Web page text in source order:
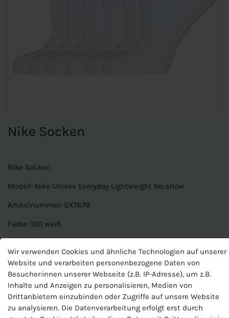
Nike Socken
Nike Socken
Modell: Nike Unisex Everyday Lightweight No-show
Artikelnummer: SX7679
Farbe: 100 weiß
Merkmale: Nike Basic Socken, Hochwertige, weiche
Baumwolle für Strapazierfähigkeit, Polsterung an Ferse und
Zehen gewährleistet Aufprallschutz
Wir verwenden Cookies und ähnliche Technologien auf unserer
Website und verarbeiten personenbezogene Daten von
Besucher:innen unserer Webseite (z.B. IP-Adresse), um z.B.
Inhalte und Anzeigen zu personalisieren, Medien von
Drittanbietern einzubinden oder Zugriffe auf unsere Website
zu analysieren. Die Datenverarbeitung erfolgt erst durch